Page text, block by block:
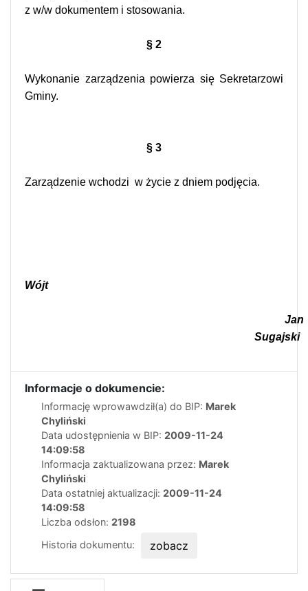
z w/w dokumentem i stosowania.
§ 2
Wykonanie zarządzenia powierza się Sekretarzowi
Gminy.
§ 3
Zarządzenie wchodzi w życie z dniem podjęcia.
Wójt
Jan
Sugajski
Informacje o dokumencie:
Informację wprowawdził(a) do BIP: Marek
Chyliński
Data udostępnienia w BIP: 2009-11-24
14:09:58
Informacja zaktualizowana przez: Marek
Chyliński
Data ostatniej aktualizacji: 2009-11-24
14:09:58
Liczba odsłon: 2198
Historia dokumentu:
zobacz